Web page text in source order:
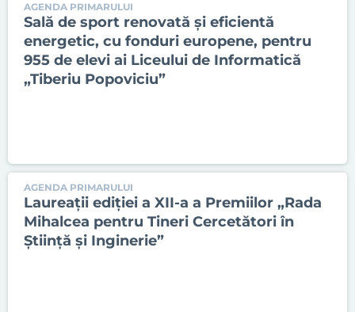
AGENDA PRIMARULUI
Sală de sport renovată și eficientă
energetic, cu fonduri europene, pentru
955 de elevi ai Liceului de Informatică
„Tiberiu Popoviciu”
AGENDA PRIMARULUI
Laureații ediției a XII-a a Premiilor „Rada
Mihalcea pentru Tineri Cercetători în
Știință și Inginerie”